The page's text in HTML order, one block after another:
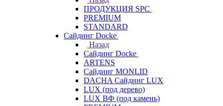
ПРОДУКЦИЯ SPC
PREMIUM
STANDARD
Сайдинг Docke
Назад
Сайдинг Docke
ARTENS
Cайдинг MONLID
DACHA Сайдинг LUX
LUX (под дерево)
LUX ВФ (под камень)